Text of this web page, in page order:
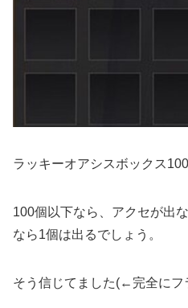
ラッキーオアシスボックス
100個以下なら、アクセが出
なら1個は出るでしょう。
そう信じてました(←完全にフ